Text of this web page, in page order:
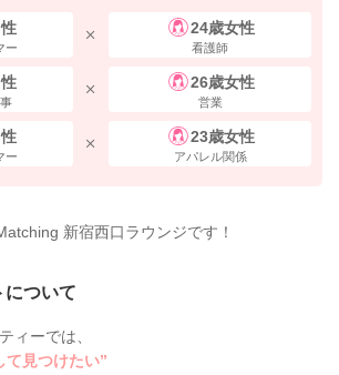
ー
24歳女性
看護師
26歳女性
営業
ー
23歳女性
アパレル関係
新宿西口ラウンジです！
について
ィーでは、
て見つけたい”